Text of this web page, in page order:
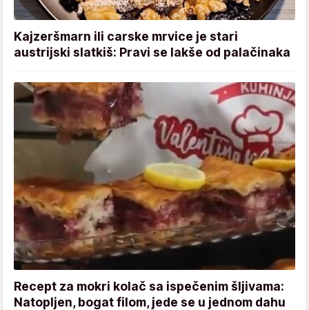
Kajzeršmarn ili carske mrvice je stari
austrijski slatkiš: Pravi se lakše od palačinaka
Recept za mokri kolač sa ispečenim šljivama:
Natopljen, bogat filom, jede se u jednom dahu